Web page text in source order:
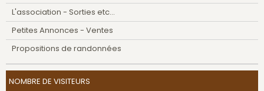
L'association - Sorties etc...
Petites Annonces - Ventes
Propositions de randonnées
NOMBRE DE VISITEURS